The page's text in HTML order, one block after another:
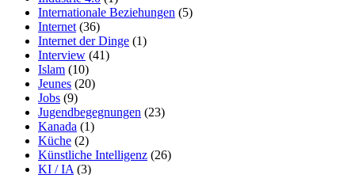
Internationale Beziehungen (5)
Internet (36)
Internet der Dinge (1)
Interview (41)
Islam (10)
Jeunes (20)
Jobs (9)
Jugendbegegnungen (23)
Kanada (1)
Küche (2)
Künstliche Intelligenz (26)
KI / IA (3)